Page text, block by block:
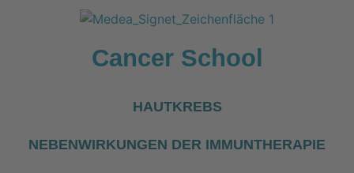
Cancer School
HAUTKREBS
NEBENWIRKUNGEN DER IMMUNTHERAPIE